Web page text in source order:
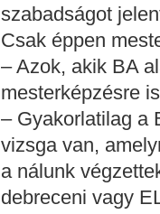
szabadságot
Csak éppen
– Azok, akik BA
mesterképzésre
– Gyakorlatilag a
vizsga van,
a nálunk
debreceni vagy